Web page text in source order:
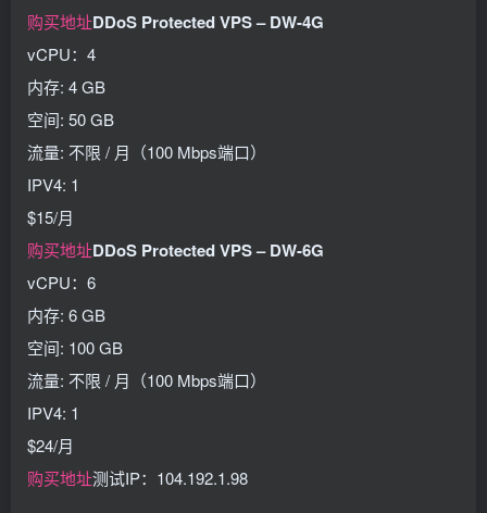
购买地址DDoS Protected VPS – DW-4G
vCPU：4
内存: 4 GB
空间: 50 GB
流量: 不限 / 月（100 Mbps端口）
IPV4: 1
$15/月
购买地址DDoS Protected VPS – DW-6G
vCPU：6
内存: 6 GB
空间: 100 GB
流量: 不限 / 月（100 Mbps端口）
IPV4: 1
$24/月
购买地址测试IP：104.192.1.98